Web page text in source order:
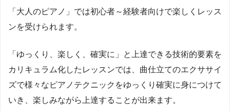
「大人のピアノ」では初心者～経験者向けで楽しくレッス
ンを受けられます。
「ゆっくり、楽しく、確実に」と上達できる技術的要素を
カリキュラム化したレッスンでは、曲仕立てのエクササイ
ズで様々なピアノテクニックをゆっくり確実に身につけて
いき、楽しみながら上達することが出来ます。